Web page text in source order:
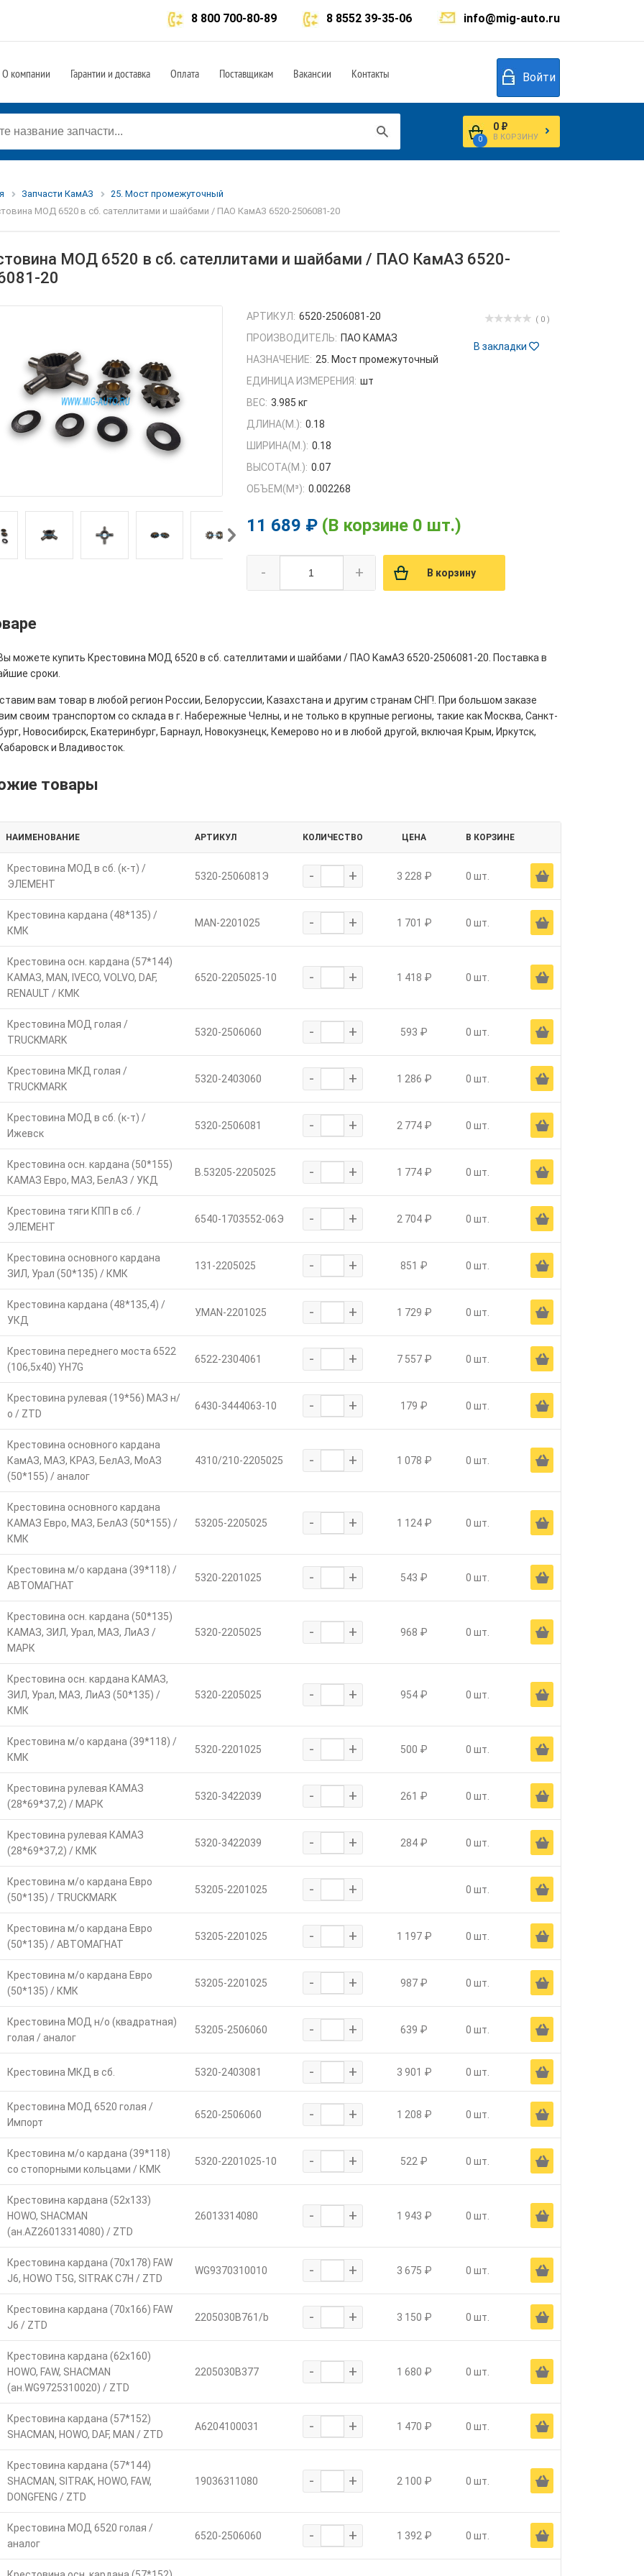
info@mig-auto.ru
8 8552 39-35-06
8 800 700-80-89
О компании Гарантии и доставка Оплата Поставщикам Вакансии Контакты Войти
0
0 ₽
В КОРЗИНУ
Запчасти КамАЗ
25. Мост промежуточный
МОД 6520 в сб. сателлитами и шайбами / ПАО КамАЗ 6520-2506081-20
МОД 6520 в сб. сателлитами и шайбами / ПАО КамАЗ 6520-
20
( 0 )
В закладки
АРТИКУЛ: 6520-2506081-20
ПРОИЗВОДИТЕЛЬ: ПАО КАМАЗ
НАЗНАЧЕНИЕ: 25. Мост промежуточный
ЕДИНИЦА ИЗМЕРЕНИЯ: шт
ВЕС: 3.985 кг
ДЛИНА(М.): 0.18
ШИРИНА(М.): 0.18
ВЫСОТА(М.): 0.07
ОБЪЕМ(M³): 0.002268
11 689 ₽ (В корзине 0 шт.)
- + В корзину
можете купить Крестовина МОД 6520 в сб. сателлитами и шайбами / ПАО КамАЗ 6520-2506081-20. Поставка в
сроки.
вам товар в любой регион России, Белоруссии, Казахстана и другим странам СНГ!. При большом заказе
своим транспортом со склада в г. Набережные Челны, и не только в крупные регионы, такие как Москва, Санкт-
Новосибирск, Екатеринбург, Барнаул, Новокузнецк, Кемерово но и в любой другой, включая Крым, Иркутск,
и Владивосток.
товары
НАИМЕНОВАНИЕ АРТИКУЛ КОЛИЧЕСТВО ЦЕНА В КОРЗИНЕ
Крестовина МОД в сб. (к-т) /
ЭЛЕМЕНТ
5320-2506081Э - + 3 228 ₽ 0 шт. Ä
Крестовина кардана (48*135) /
КМК
MAN-2201025 - + 1 701 ₽ 0 шт. Ä
Крестовина осн. кардана (57*144)
КАМАЗ, МАN, IVECO, VOLVO, DAF,
RENAULT / КМК
6520-2205025-10 - + 1 418 ₽ 0 шт. Ä
Крестовина МОД голая /
TRUCKMARK
5320-2506060 - + 593 ₽ 0 шт. Ä
Крестовина МКД голая /
TRUCKMARK
5320-2403060 - + 1 286 ₽ 0 шт. Ä
Крестовина МОД в сб. (к-т) /
Ижевск
5320-2506081 - + 2 774 ₽ 0 шт. Ä
Крестовина осн. кардана (50*155)
КАМАЗ Евро, МАЗ, БелАЗ / УКД
В.53205-2205025 - + 1 774 ₽ 0 шт. Ä
Крестовина тяги КПП в сб. /
ЭЛЕМЕНТ
6540-1703552-06Э - + 2 704 ₽ 0 шт. Ä
Крестовина основного кардана
ЗИЛ, Урал (50*135) / КМК
131-2205025 - + 851 ₽ 0 шт. Ä
Крестовина кардана (48*135,4) /
УКД
У.MAN-2201025 - + 1 729 ₽ 0 шт. Ä
Крестовина переднего моста 6522
(106,5х40) YH7G
6522-2304061 - + 7 557 ₽ 0 шт. Ä
Крестовина рулевая (19*56) МАЗ н/
о / ZTD
6430-3444063-10 - + 179 ₽ 0 шт. Ä
Крестовина основного кардана
КамАЗ, МАЗ, КРАЗ, БелАЗ, МоАЗ
(50*155) / аналог
4310/210-2205025 - + 1 078 ₽ 0 шт. Ä
Крестовина основного кардана
КАМАЗ Евро, МАЗ, БелАЗ (50*155) /
КМК
53205-2205025 - + 1 124 ₽ 0 шт. Ä
Крестовина м/о кардана (39*118) /
АВТОМАГНАТ
5320-2201025 - + 543 ₽ 0 шт. Ä
Крестовина осн. кардана (50*135)
КАМАЗ, ЗИЛ, Урал, МАЗ, ЛиАЗ /
МАРК
5320-2205025 - + 968 ₽ 0 шт. Ä
Крестовина осн. кардана КАМАЗ,
ЗИЛ, Урал, МАЗ, ЛиАЗ (50*135) /
КМК
5320-2205025 - + 954 ₽ 0 шт. Ä
Крестовина м/о кардана (39*118) /
КМК
5320-2201025 - + 500 ₽ 0 шт. Ä
Крестовина рулевая КАМАЗ
(28*69*37,2) / МАРК
5320-3422039 - + 261 ₽ 0 шт. Ä
Крестовина рулевая КАМАЗ
(28*69*37,2) / КМК
5320-3422039 - + 284 ₽ 0 шт. Ä
Крестовина м/о кардана Евро
(50*135) / TRUCKMARK
53205-2201025 - + 0 шт. Ä
Крестовина м/о кардана Евро
(50*135) / АВТОМАГНАТ
53205-2201025 - + 1 197 ₽ 0 шт. Ä
Крестовина м/о кардана Евро
(50*135) / КМК
53205-2201025 - + 987 ₽ 0 шт. Ä
Крестовина МОД н/о (квадратная)
голая / аналог
53205-2506060 - + 639 ₽ 0 шт. Ä
Крестовина МКД в сб. 5320-2403081 - + 3 901 ₽ 0 шт. Ä
Крестовина МОД 6520 голая /
Импорт
6520-2506060 - + 1 208 ₽ 0 шт. Ä
Крестовина м/о кардана (39*118)
со стопорными кольцами / КМК
5320-2201025-10 - + 522 ₽ 0 шт. Ä
Крестовина кардана (52х133)
HOWO, SHACMAN
(ан.AZ26013314080) / ZTD
26013314080 - + 1 943 ₽ 0 шт. Ä
Крестовина кардана (70х178) FAW
J6, HOWO T5G, SITRAK C7H / ZTD
WG9370310010 - + 3 675 ₽ 0 шт. Ä
Крестовина кардана (70х166) FAW
J6 / ZTD
2205030B761/b - + 3 150 ₽ 0 шт. Ä
Крестовина кардана (62х160)
HOWO, FAW, SHACMAN
(ан.WG9725310020) / ZTD
2205030B377 - + 1 680 ₽ 0 шт. Ä
Крестовина кардана (57*152)
SHACMAN, HOWO, DAF, MAN / ZTD
А6204100031 - + 1 470 ₽ 0 шт. Ä
Крестовина кардана (57*144)
SHACMAN, SITRAK, HOWO, FAW,
DONGFENG / ZTD
19036311080 - + 2 100 ₽ 0 шт. Ä
Крестовина МОД 6520 голая /
аналог
6520-2506060 - + 1 392 ₽ 0 шт. Ä